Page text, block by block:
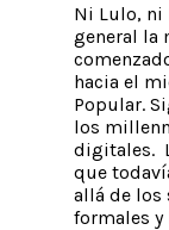
Ni Lulo, ni
general la
hacia el
Popular.
los
digitales.
que
allá de los
formales y